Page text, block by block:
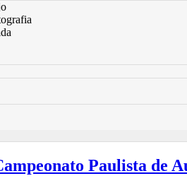
Paulista de